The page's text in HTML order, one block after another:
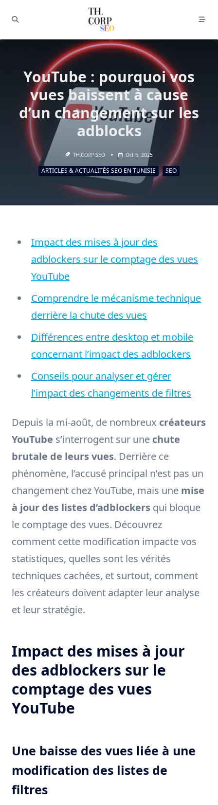
YouTube : pourquoi vos
vues baissent à cause
d’un changement sur les
adblocks
TH.CORP SEO Oct 6, 2025
ARTICLES & ACTUALITÉS SEO EN TUNISIE SEO
Impact des mises à jour des
adblockers sur le comptage des vues
YouTube
Comprendre le mécanisme technique
derrière la chute des vues
Différences entre desktop et mobile
concernant l’impact des adblockers
Conseils pour analyser et gérer
l’impact des changements de filtres
Depuis la mi-août, de nombreux créateurs
YouTube s’interrogent sur une chute
brutale de leurs vues. Derrière ce
phénomène, l’accusé principal n’est pas un
changement chez YouTube, mais une mise
à jour des listes d’adblockers qui bloque
le comptage des vues. Découvrez
comment cette modification impacte vos
statistiques, quelles sont les vérités
techniques cachées, et surtout, comment
les créateurs doivent adapter leur analyse
et leur stratégie.
Impact des mises à jour
des adblockers sur le
comptage des vues
YouTube
Une baisse des vues liée à une
modification des listes de
filtres